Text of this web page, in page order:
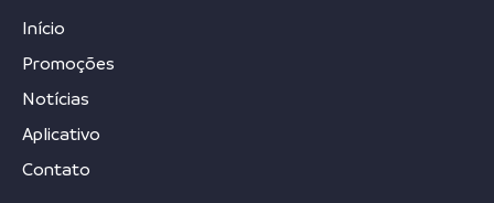
Início
Promoções
Notícias
Aplicativo
Contato